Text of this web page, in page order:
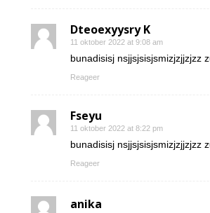
Dteoexyysry K
11 oktober 2022 at 9:08 am
bunadisisj nsjjsjsisjsmizjzjjzjzz
Reageer
Fseyu
11 oktober 2022 at 8:22 pm
bunadisisj nsjjsjsisjsmizjzjjzjzz
Reageer
anika